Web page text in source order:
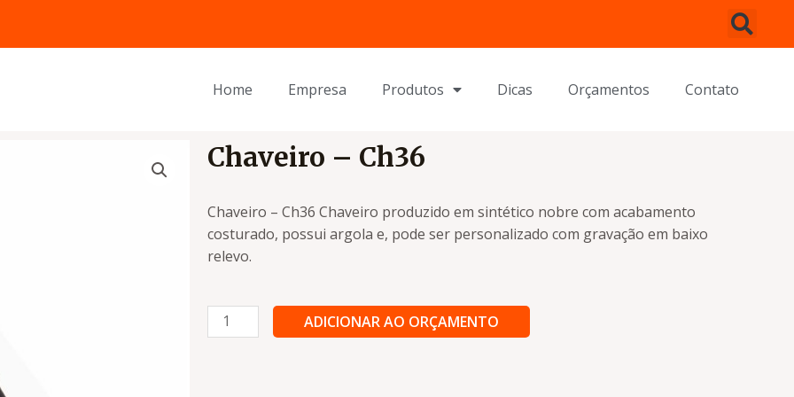
Home Empresa Produtos Dicas Orçamentos Contato
Chaveiro – Ch36
Chaveiro – Ch36 Chaveiro produzido em sintético nobre com acabamento
costurado, possui argola e, pode ser personalizado com gravação em baixo
relevo.
Chaveiro
-
ADICIONAR AO ORÇAMENTO